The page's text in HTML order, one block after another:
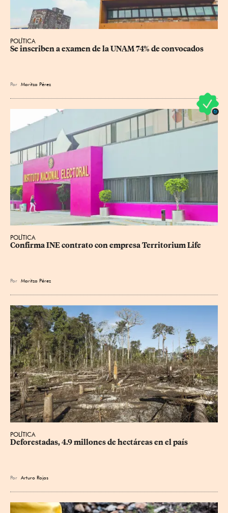
POLÍTICA
Se inscriben a examen de la UNAM 74% de convocados
Por Maritza Pérez
POLÍTICA
Confirma INE contrato con empresa Territorium Life
Por Maritza Pérez
POLÍTICA
Deforestadas, 4.9 millones de hectáreas en el país
Por Arturo Rojas